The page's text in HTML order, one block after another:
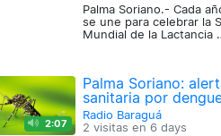
Palma Soriano.- Cada
se une para celebrar la
Mundial de la Lactancia
2:07
Palma Soriano:
sanitaria por
Radio Baraguá
2 visitas en 6 days